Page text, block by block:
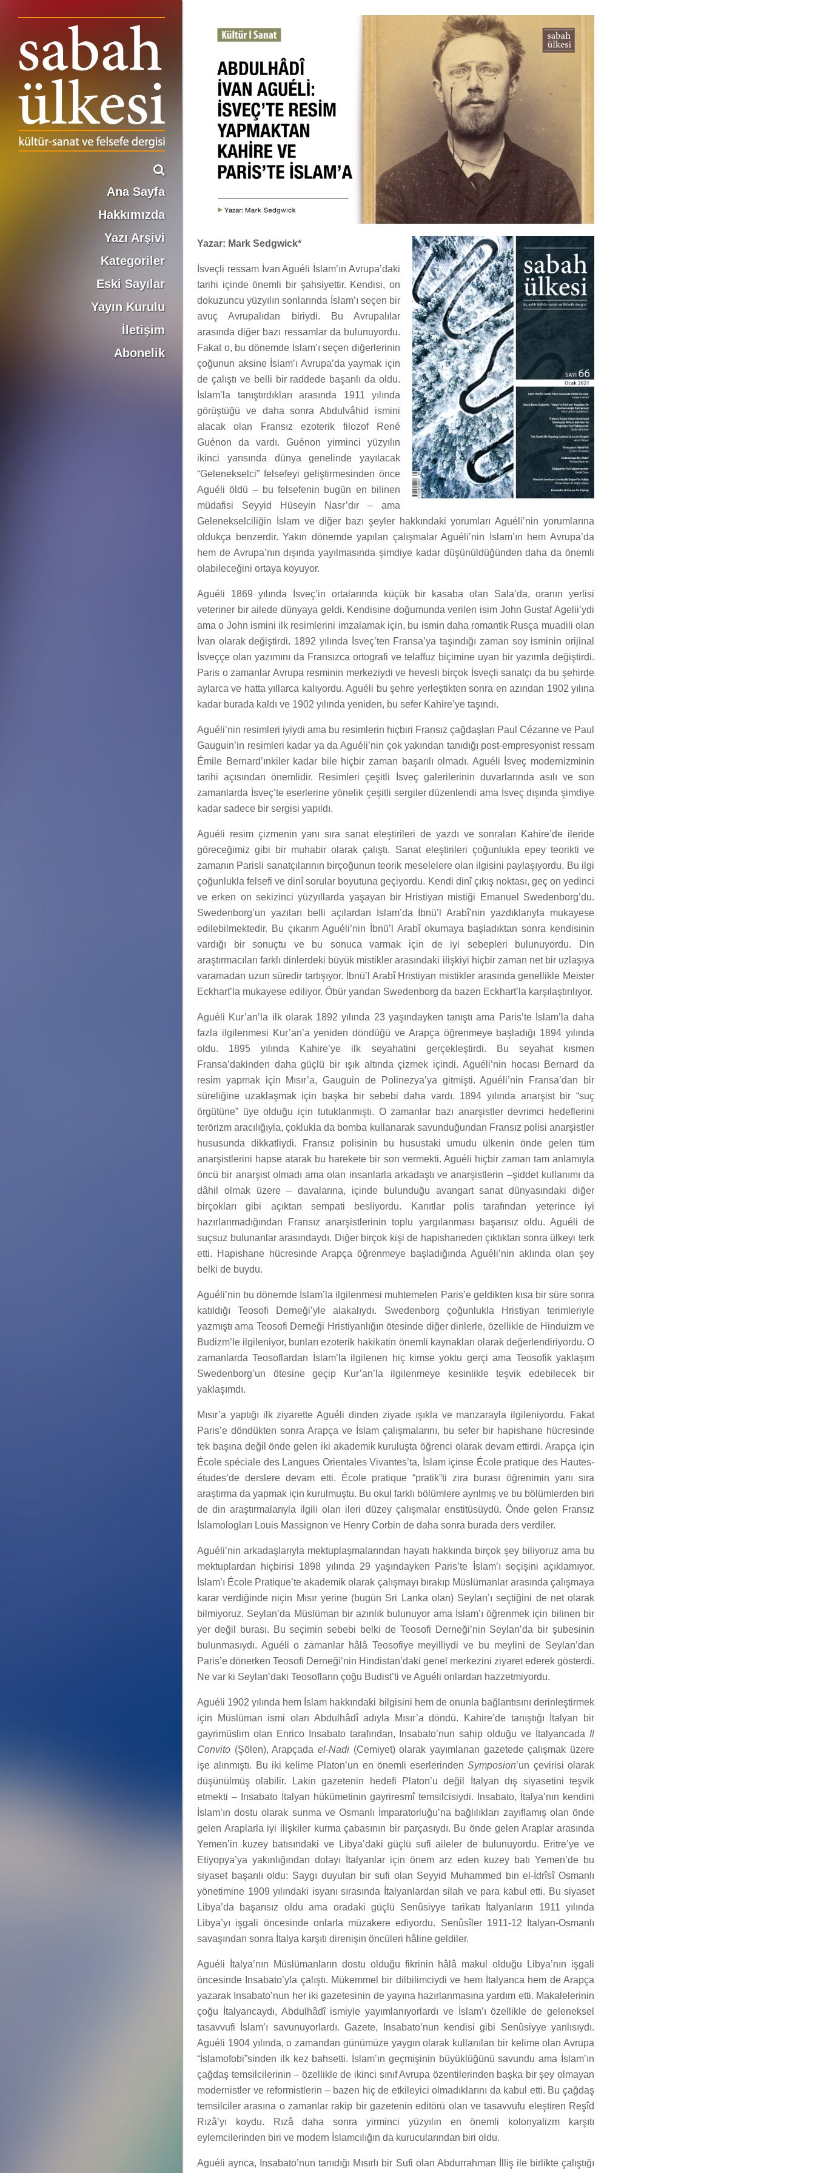
Ana Sayfa
Hakkımızda
Yazı Arşivi
Kategoriler
Eski Sayılar
Yayın Kurulu
İletişim
Abonelik
Yazar: Mark Sedgwick*
İsveçli ressam İvan Aguéli İslam’ın Avrupa’daki
tarihi içinde önemli bir şahsiyettir. Kendisi, on
dokuzuncu yüzyılın sonlarında İslam’ı seçen bir
avuç Avrupalıdan biriydi. Bu Avrupalılar
arasında diğer bazı ressamlar da bulunuyordu.
Fakat o, bu dönemde İslam’ı seçen diğerlerinin
çoğunun aksine İslam’ı Avrupa’da yaymak için
de çalıştı ve belli bir raddede başarılı da oldu.
İslam’la tanıştırdıkları arasında 1911 yılında
görüştüğü ve daha sonra Abdulvâhid ismini
alacak olan Fransız ezoterik filozof René
Guénon da vardı. Guénon yirminci yüzyılın
ikinci yarısında dünya genelinde yayılacak
“Gelenekselci” felsefeyi geliştirmesinden önce
Aguéli öldü – bu felsefenin bugün en bilinen
müdafisi Seyyid Hüseyin Nasr’dır – ama
Gelenekselciliğin İslam ve diğer bazı şeyler hakkındaki yorumları Aguéli’nin yorumlarına
oldukça benzerdir. Yakın dönemde yapılan çalışmalar Aguéli’nin İslam’ın hem Avrupa’da
hem de Avrupa’nın dışında yayılmasında şimdiye kadar düşünüldüğünden daha da önemli
olabileceğini ortaya koyuyor.
Aguéli 1869 yılında İsveç’in ortalarında küçük bir kasaba olan Sala’da, oranın yerlisi
veteriner bir ailede dünyaya geldi. Kendisine doğumunda verilen isim John Gustaf Agelii’ydi
ama o John ismini ilk resimlerini imzalamak için, bu ismin daha romantik Rusça muadili olan
İvan olarak değiştirdi. 1892 yılında İsveç’ten Fransa’ya taşındığı zaman soy isminin orijinal
İsveççe olan yazımını da Fransızca ortografi ve telaffuz biçimine uyan bir yazımla değiştirdi.
Paris o zamanlar Avrupa resminin merkeziydi ve hevesli birçok İsveçli sanatçı da bu şehirde
aylarca ve hatta yıllarca kalıyordu. Aguéli bu şehre yerleştikten sonra en azından 1902 yılına
kadar burada kaldı ve 1902 yılında yeniden, bu sefer Kahire’ye taşındı.
Aguéli’nin resimleri iyiydi ama bu resimlerin hiçbiri Fransız çağdaşları Paul Cézanne ve Paul
Gauguin’in resimleri kadar ya da Aguéli’nin çok yakından tanıdığı post-empresyonist ressam
Émile Bernard’ınkiler kadar bile hiçbir zaman başarılı olmadı. Aguéli İsveç modernizminin
tarihi açısından önemlidir. Resimleri çeşitli İsveç galerilerinin duvarlarında asılı ve son
zamanlarda İsveç’te eserlerine yönelik çeşitli sergiler düzenlendi ama İsveç dışında şimdiye
kadar sadece bir sergisi yapıldı.
Aguéli resim çizmenin yanı sıra sanat eleştirileri de yazdı ve sonraları Kahire’de ileride
göreceğimiz gibi bir muhabir olarak çalıştı. Sanat eleştirileri çoğunlukla epey teorikti ve
zamanın Parisli sanatçılarının birçoğunun teorik meselelere olan ilgisini paylaşıyordu. Bu ilgi
çoğunlukla felsefi ve dinî sorular boyutuna geçiyordu. Kendi dinî çıkış noktası, geç on yedinci
ve erken on sekizinci yüzyıllarda yaşayan bir Hristiyan mistiği Emanuel Swedenborg’du.
Swedenborg’un yazıları belli açılardan İslam’da İbnü’l Arabî’nin yazdıklarıyla mukayese
edilebilmektedir. Bu çıkarım Aguéli’nin İbnü’l Arabî okumaya başladıktan sonra kendisinin
vardığı bir sonuçtu ve bu sonuca varmak için de iyi sebepleri bulunuyordu. Din
araştırmacıları farklı dinlerdeki büyük mistikler arasındaki ilişkiyi hiçbir zaman net bir uzlaşıya
varamadan uzun süredir tartışıyor. İbnü’l Arabî Hristiyan mistikler arasında genellikle Meister
Eckhart’la mukayese ediliyor. Öbür yandan Swedenborg da bazen Eckhart’la karşılaştırılıyor.
Aguéli Kur’an’la ilk olarak 1892 yılında 23 yaşındayken tanıştı ama Paris’te İslam’la daha
fazla ilgilenmesi Kur’an’a yeniden döndüğü ve Arapça öğrenmeye başladığı 1894 yılında
oldu. 1895 yılında Kahire’ye ilk seyahatini gerçekleştirdi. Bu seyahat kısmen
Fransa’dakinden daha güçlü bir ışık altında çizmek içindi. Aguéli’nin hocası Bernard da
resim yapmak için Mısır’a, Gauguin de Polinezya’ya gitmişti. Aguéli’nin Fransa’dan bir
süreliğine uzaklaşmak için başka bir sebebi daha vardı. 1894 yılında anarşist bir “suç
örgütüne” üye olduğu için tutuklanmıştı. O zamanlar bazı anarşistler devrimci hedeflerini
terörizm aracılığıyla, çoklukla da bomba kullanarak savunduğundan Fransız polisi anarşistler
hususunda dikkatliydi. Fransız polisinin bu husustaki umudu ülkenin önde gelen tüm
anarşistlerini hapse atarak bu harekete bir son vermekti. Aguéli hiçbir zaman tam anlamıyla
öncü bir anarşist olmadı ama olan insanlarla arkadaştı ve anarşistlerin –şiddet kullanımı da
dâhil olmak üzere – davalarına, içinde bulunduğu avangart sanat dünyasındaki diğer
birçokları gibi açıktan sempati besliyordu. Kanıtlar polis tarafından yeterince iyi
hazırlanmadığından Fransız anarşistlerinin toplu yargılanması başarısız oldu. Aguéli de
suçsuz bulunanlar arasındaydı. Diğer birçok kişi de hapishaneden çıktıktan sonra ülkeyi terk
etti. Hapishane hücresinde Arapça öğrenmeye başladığında Aguéli’nin aklında olan şey
belki de buydu.
Aguéli’nin bu dönemde İslam’la ilgilenmesi muhtemelen Paris’e geldikten kısa bir süre sonra
katıldığı Teosofi Derneği’yle alakalıydı. Swedenborg çoğunlukla Hristiyan terimleriyle
yazmıştı ama Teosofi Derneği Hristiyanlığın ötesinde diğer dinlerle, özellikle de Hinduizm ve
Budizm’le ilgileniyor, bunları ezoterik hakikatin önemli kaynakları olarak değerlendiriyordu. O
zamanlarda Teosoflardan İslam’la ilgilenen hiç kimse yoktu gerçi ama Teosofik yaklaşım
Swedenborg’un ötesine geçip Kur’an’la ilgilenmeye kesinlikle teşvik edebilecek bir
yaklaşımdı.
Mısır’a yaptığı ilk ziyarette Aguéli dinden ziyade ışıkla ve manzarayla ilgileniyordu. Fakat
Paris’e döndükten sonra Arapça ve İslam çalışmalarını, bu sefer bir hapishane hücresinde
tek başına değil önde gelen iki akademik kuruluşta öğrenci olarak devam ettirdi. Arapça için
École spéciale des Langues Orientales Vivantes’ta, İslam içinse École pratique des Hautes-
études’de derslere devam etti. École pratique “pratik”ti zira burası öğrenimin yanı sıra
araştırma da yapmak için kurulmuştu. Bu okul farklı bölümlere ayrılmış ve bu bölümlerden biri
de din araştırmalarıyla ilgili olan ileri düzey çalışmalar enstitüsüydü. Önde gelen Fransız
İslamologları Louis Massignon ve Henry Corbin de daha sonra burada ders verdiler.
Aguéli’nin arkadaşlarıyla mektuplaşmalarından hayatı hakkında birçok şey biliyoruz ama bu
mektuplardan hiçbirisi 1898 yılında 29 yaşındayken Paris’te İslam’ı seçişini açıklamıyor.
İslam’ı École Pratique’te akademik olarak çalışmayı bırakıp Müslümanlar arasında çalışmaya
karar verdiğinde niçin Mısır yerine (bugün Sri Lanka olan) Seylan’ı seçtiğini de net olarak
bilmiyoruz. Seylan’da Müslüman bir azınlık bulunuyor ama İslam’ı öğrenmek için bilinen bir
yer değil burası. Bu seçimin sebebi belki de Teosofi Derneği’nin Seylan’da bir şubesinin
bulunmasıydı. Aguéli o zamanlar hâlâ Teosofiye meyilliydi ve bu meylini de Seylan’dan
Paris’e dönerken Teosofi Derneği’nin Hindistan’daki genel merkezini ziyaret ederek gösterdi.
Ne var ki Seylan’daki Teosofların çoğu Budist’ti ve Aguéli onlardan hazzetmiyordu.
Aguéli 1902 yılında hem İslam hakkındaki bilgisini hem de onunla bağlantısını derinleştirmek
için Müslüman ismi olan Abdulhâdî adıyla Mısır’a döndü. Kahire’de tanıştığı İtalyan bir
gayrimüslim olan Enrico Insabato tarafından, Insabato’nun sahip olduğu ve İtalyancada Il
Convito (Şölen), Arapçada el-Nadi (Cemiyet) olarak yayımlanan gazetede çalışmak üzere
işe alınmıştı. Bu iki kelime Platon’un en önemli eserlerindenSymposion’un çevirisi olarak
düşünülmüş olabilir. Lakin gazetenin hedefi Platon’u değil İtalyan dış siyasetini teşvik
etmekti – Insabato İtalyan hükümetinin gayriresmî temsilcisiydi. Insabato, İtalya’nın kendini
İslam’ın dostu olarak sunma ve Osmanlı İmparatorluğu’na bağlılıkları zayıflamış olan önde
gelen Araplarla iyi ilişkiler kurma çabasının bir parçasıydı. Bu önde gelen Araplar arasında
Yemen’in kuzey batısındaki ve Libya’daki güçlü sufi aileler de bulunuyordu. Eritre’ye ve
Etiyopya’ya yakınlığından dolayı İtalyanlar için önem arz eden kuzey batı Yemen’de bu
siyaset başarılı oldu: Saygı duyulan bir sufi olan Seyyid Muhammed bin el-İdrîsî Osmanlı
yönetimine 1909 yılındaki isyanı sırasında İtalyanlardan silah ve para kabul etti. Bu siyaset
Libya’da başarısız oldu ama oradaki güçlü Senûsiyye tarikatı İtalyanların 1911 yılında
Libya’yı işgali öncesinde onlarla müzakere ediyordu. Senûsîler 1911-12 İtalyan-Osmanlı
savaşından sonra İtalya karşıtı direnişin öncüleri hâline geldiler.
Aguéli İtalya’nın Müslümanların dostu olduğu fikrinin hâlâ makul olduğu Libya’nın işgali
öncesinde Insabato’yla çalıştı. Mükemmel bir dilbilimciydi ve hem İtalyanca hem de Arapça
yazarak Insabato’nun her iki gazetesinin de yayına hazırlanmasına yardım etti. Makalelerinin
çoğu İtalyancaydı, Abdulhâdî ismiyle yayımlanıyorlardı ve İslam’ı özellikle de geleneksel
tasavvufi İslam’ı savunuyorlardı. Gazete, Insabato’nun kendisi gibi Senûsiyye yanlısıydı.
Aguéli 1904 yılında, o zamandan günümüze yaygın olarak kullanılan bir kelime olan Avrupa
“İslamofobi”sinden ilk kez bahsetti. İslam’ın geçmişinin büyüklüğünü savundu ama İslam’ın
çağdaş temsilcilerinin – özellikle de ikinci sınıf Avrupa özentilerinden başka bir şey olmayan
modernistler ve reformistlerin – bazen hiç de etkileyici olmadıklarını da kabul etti. Bu çağdaş
temsilciler arasına o zamanlar rakip bir gazetenin editörü olan ve tasavvufu eleştiren Reşîd
Rızâ’yı koydu. Rızâ daha sonra yirminci yüzyılın en önemli kolonyalizm karşıtı
eylemcilerinden biri ve modern İslamcılığın da kurucularından biri oldu.
Aguéli ayrıca, Insabato’nun tanıdığı Mısırlı bir Sufi olan Abdurrahman İlliş ile birlikte çalıştığı